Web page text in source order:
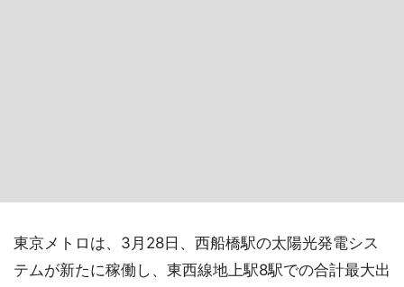
東京メトロは、3月28日、西船橋駅の太陽光発電シス
テムが新たに稼働し、東西線地上駅8駅での合計最大出